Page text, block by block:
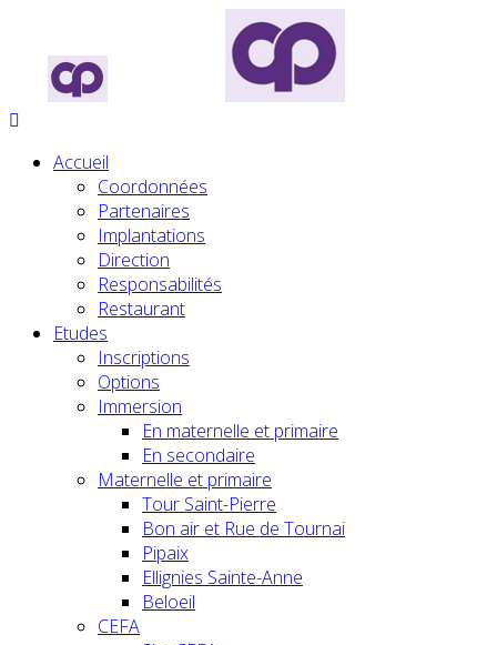
Accueil
Coordonnées
Partenaires
Implantations
Direction
Responsabilités
Restaurant
Etudes
Inscriptions
Options
Immersion
En maternelle et primaire
En secondaire
Maternelle et primaire
Tour Saint-Pierre
Bon air et Rue de Tournai
Pipaix
Ellignies Sainte-Anne
Beloeil
CEFA